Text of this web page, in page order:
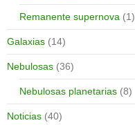
Remanente supernova (1)
Galaxias (14)
Nebulosas (36)
Nebulosas planetarias (8)
Noticias (40)